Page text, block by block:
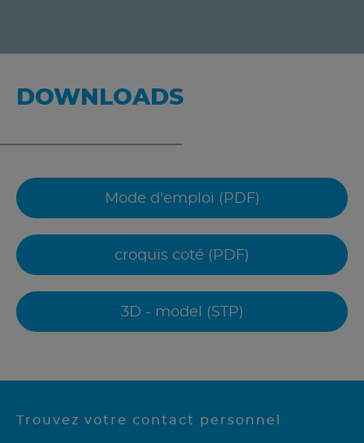
DOWNLOADS
Mode d'emploi (PDF)
croquis coté (PDF)
3D - model (STP)
Trouvez votre contact personnel